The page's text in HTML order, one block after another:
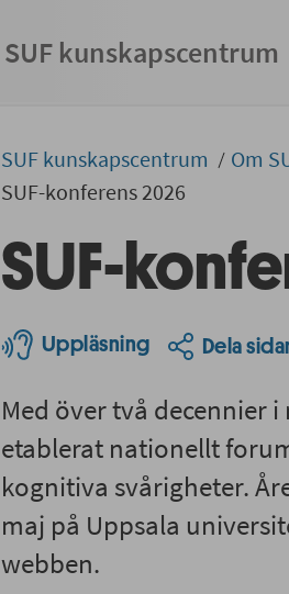
SUF kunskapscentrum
SUF kunskapscentrum Om
SUF-konferens 2026
SUF-
Uppläsning Dela
Med över två decennier
etablerat nationellt
kognitiva svårigheter.
maj på Uppsala
webben.